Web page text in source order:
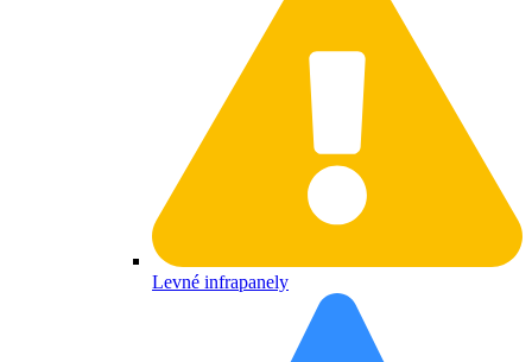
Levné infrapanely